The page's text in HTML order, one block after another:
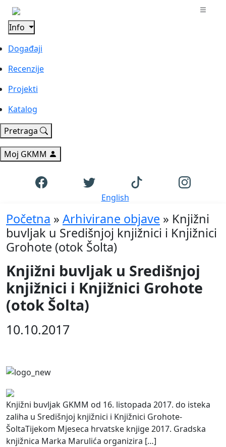
Info
Događaji
Recenzije
Projekti
Katalog
Pretraga
Moj GKMM
English
Početna » Arhivirane objave » Knjižni
buvljak u Središnjoj knjižnici i Knjižnici
Grohote (otok Šolta)
Knjižni buvljak u Središnjoj
knjižnici i Knjižnici Grohote
(otok Šolta)
10.10.2017
Knjižni buvljak GKMM od 16. listopada 2017. do isteka
zaliha u Središnjoj knjižnici i Knjižnici Grohote-
ŠoltaTijekom Mjeseca hrvatske knjige 2017. Gradska
knjižnica Marka Marulića organizira […]